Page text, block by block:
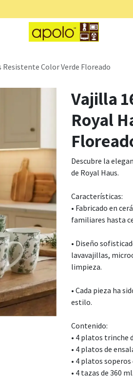
Color Verde Floreado
Vajilla
Royal
Descubre la
de Royal Haus.
Características:
• Fabricado en
familiares hasta
• Diseño
lavavajillas,
limpieza.
• Cada pieza ha
estilo.
Contenido:
• 4 platos trinche
• 4 platos de
• 4 platos soperos
• 4 tazas de 360 ml.